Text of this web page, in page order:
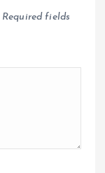
Required fields